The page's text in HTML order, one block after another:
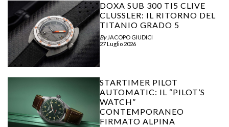
DOXA SUB 300 TI5 CLIVE
CLUSSLER: IL RITORNO DEL
TITANIO GRADO 5
By JACOPO GIUDICI
27 Luglio 2026
STARTIMER PILOT
AUTOMATIC: IL “PILOT’S
WATCH”
CONTEMPORANEO
FIRMATO ALPINA